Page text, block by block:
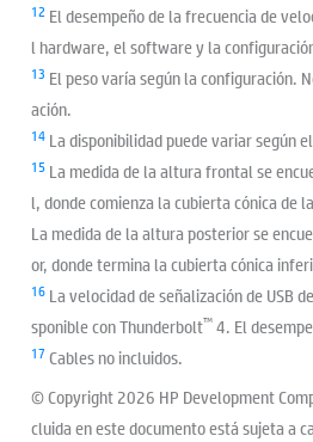
12 El desempeño de la frecuencia de
l hardware, el software y la
13 El peso varía según la configuración.
ación.
14 La disponibilidad puede variar según
15 La medida de la altura frontal se
l, donde comienza la cubierta cónica de
La medida de la altura posterior se
or, donde termina la cubierta cónica
16 La velocidad de señalización de USB
sponible con Thunderbolt™4. El
17 Cables no incluidos.
© Copyright 2026 HP Development
cluida en este documento está sujeta a